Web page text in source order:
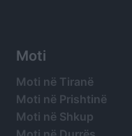
Moti
Moti në Tiranë
Moti në Prishtinë
Moti në Shkup